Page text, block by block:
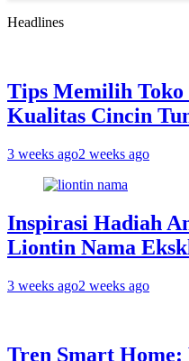
Headlines
Tips Memilih
Kualitas Cincin
3 weeks ago2 weeks ago
Inspirasi Hadiah
Liontin Nama
3 weeks ago2 weeks ago
Tren Smart